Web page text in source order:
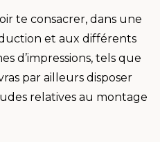
te consacrer, dans une
et aux différents
d’impressions, tels que
par ailleurs disposer
relatives au montage